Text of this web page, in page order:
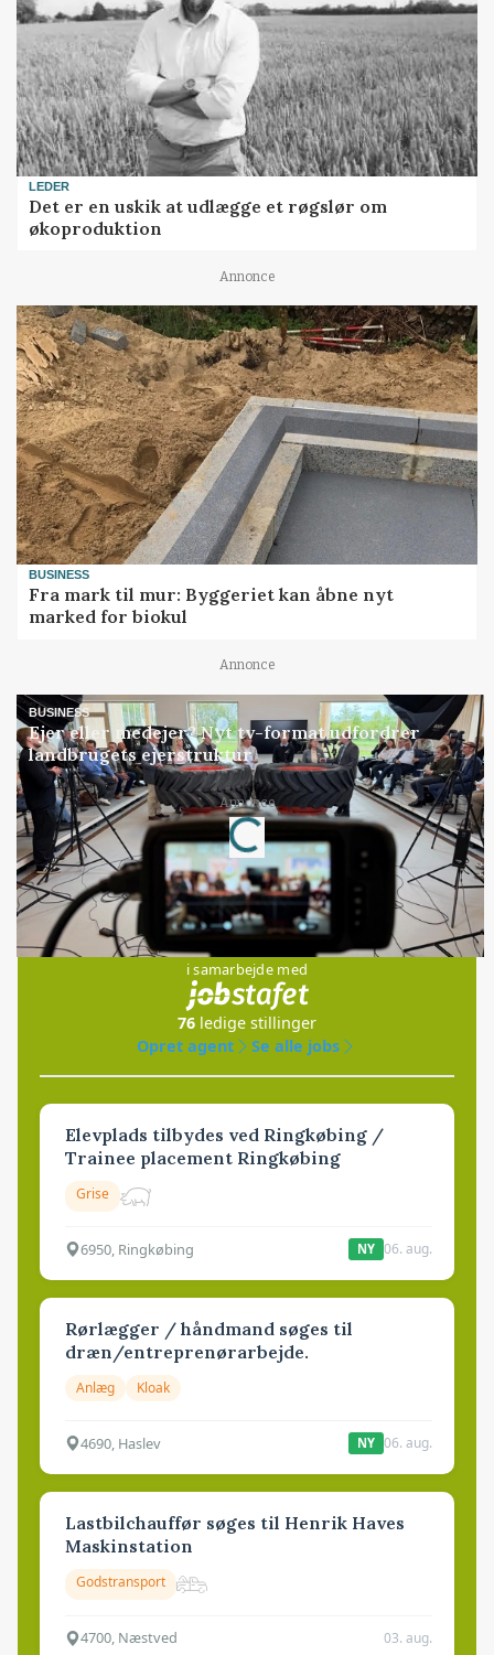
LEDER
Det er en uskik at udlægge et røgslør om
økoproduktion
Annonce
BUSINESS
Fra mark til mur: Byggeriet kan åbne nyt
marked for biokul
Annonce
BUSINESS
Ejer eller medejer? Nyt tv-format udfordrer
landbrugets ejerstruktur
Annonce
Loading...
Jobs
i samarbejde med
76 ledige stillinger
Opret agent
Se alle jobs
Elevplads tilbydes ved Ringkøbing /
Trainee placement Ringkøbing
Grise
6950, Ringkøbing NY 06. aug.
Rørlægger / håndmand søges til
dræn/entreprenørarbejde.
Anlæg Kloak
4690, Haslev NY 06. aug.
Lastbilchauffør søges til Henrik Haves
Maskinstation
Godstransport
4700, Næstved 03. aug.